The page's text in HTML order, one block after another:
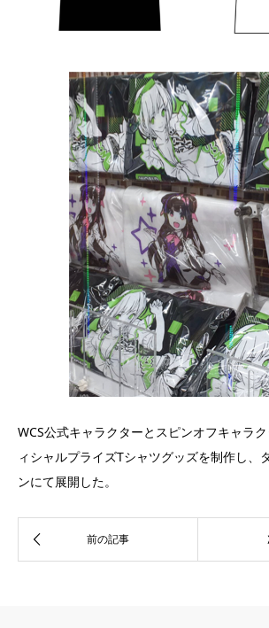
WCS公式キャラクターとスピンオフキャラ
ィシャルプライズTシャツグッズを制作し、
ンにて展開した。